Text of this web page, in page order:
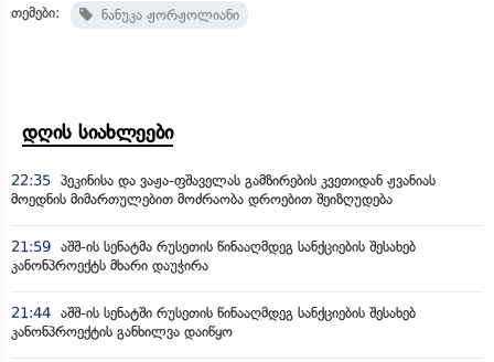
თემები: ნანუკა ჟორჟოლიანი
დღის სიახლეები
22:35 პეკინისა და ვაჟა-ფშაველას გამზირების კვეთიდან ჟვანიას
მოედნის მიმართულებით მოძრაობა დროებით შეიზღუდება
21:59 აშშ-ის სენატმა რუსეთის წინააღმდეგ სანქციების შესახებ
კანონპროექტს მხარი დაუჭირა
21:44 აშშ-ის სენატში რუსეთის წინააღმდეგ სანქციების შესახებ
კანონპროექტის განხილვა დაიწყო